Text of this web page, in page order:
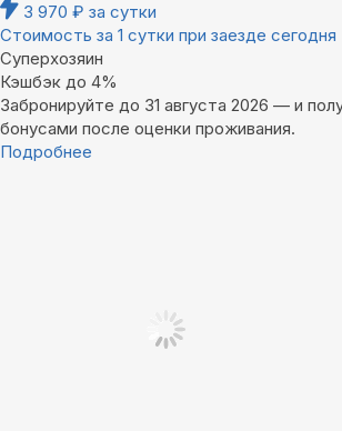
3 970 ₽ за сутки
Стоимость за 1 сутки при заезде сегодня
Суперхозяин
Кэшбэк до 4%
Забронируйте до 31 августа 2026 — и
бонусами после оценки проживания.
Подробнее